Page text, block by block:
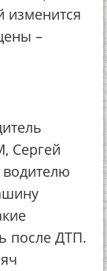
изменится
–
Сергей
после ДТП.